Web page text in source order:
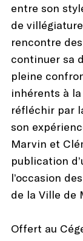
entre son
de
rencontre
continuer sa
pleine
inhérents à
réfléchir par
son
Marvin et
publication
l’occasion
de la Ville de
Offert au